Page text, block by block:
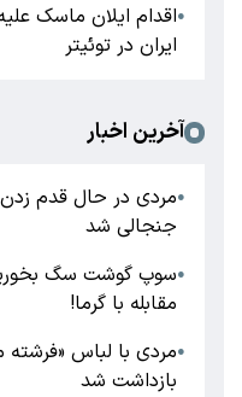
●اقدام ایلان ماسک
ایران در توئیتر
آخرین اخبار
●مردی در حال قدم زدن
جنجالی شد
●سوپ گوشت سگ
مقابله با گرما!
●مردی با لباس
بازداشت شد